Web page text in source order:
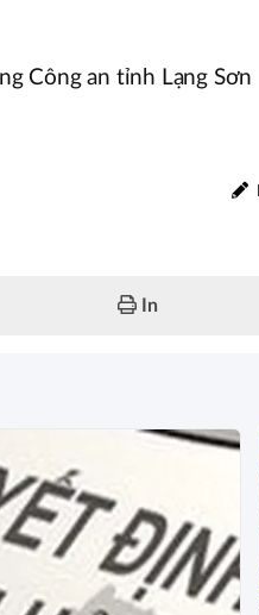
Công an tỉnh Lạng Sơn
In